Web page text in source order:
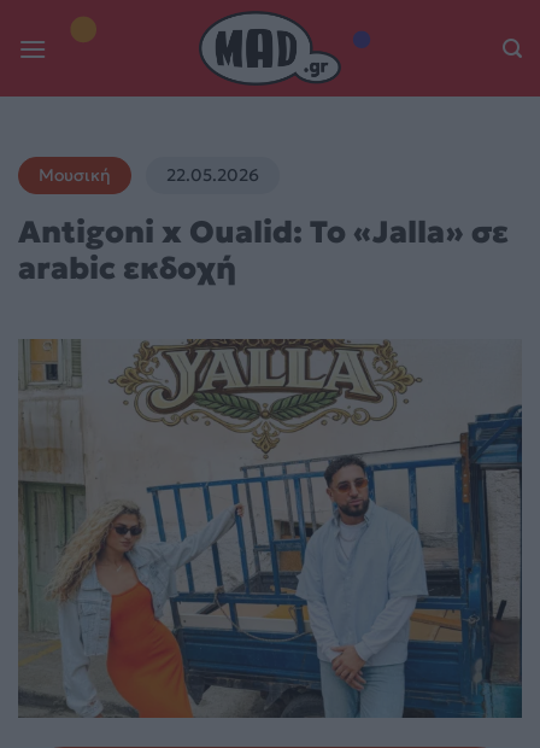
Μουσική 22.05.2026
Antigoni x Oualid: Το «Jalla» σε
arabic εκδοχή